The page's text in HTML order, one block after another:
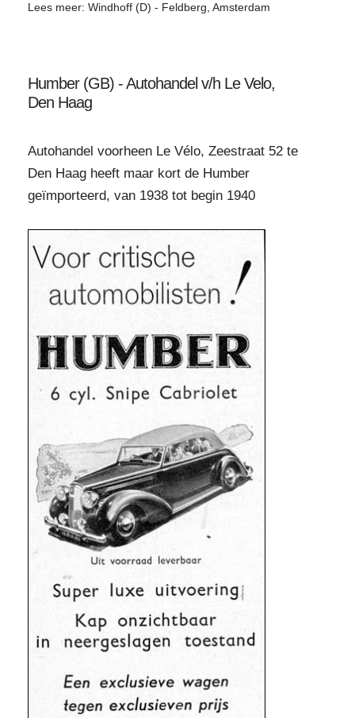
Lees meer: Windhoff (D) - Feldberg, Amsterdam
Humber (GB) - Autohandel v/h Le Velo,
Den Haag
Autohandel voorheen Le Vélo, Zeestraat 52 te
Den Haag heeft maar kort de Humber
geïmporteerd, van 1938 tot begin 1940